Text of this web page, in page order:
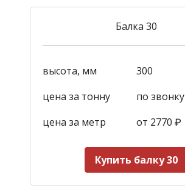
Балка 30
высота, мм
300
цена за тонну
по звонку
цена за метр
от 2770 ₽
Купить балку 30